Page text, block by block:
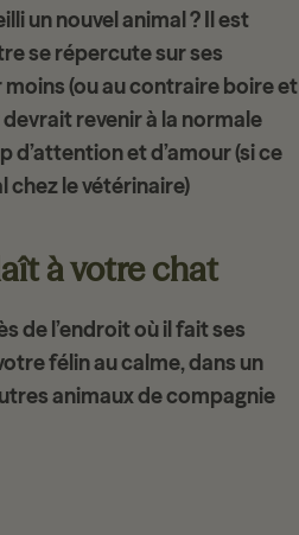
un nouvel animal ? Il est
se répercute sur ses
(ou au contraire boire et
revenir à la normale
d’attentionet d’amour (si ce
chez le vétérinaire)
à votre chat
de l’endroit où il fait ses
félinau calme, dans un
animaux de compagnie